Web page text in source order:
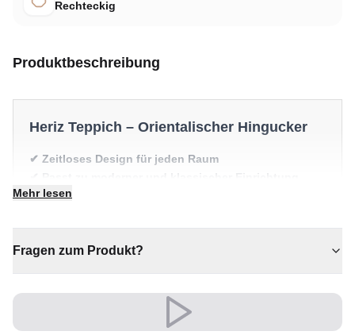
Rechteckig
Produktbeschreibung
Heriz Teppich – Orientalischer Hingucker
✔ Zeitloses Design für jeden Raum
✔ Eine bleibende Investition für Ihr Zuhause
✔ Ein markantes Dekostück
Mehr lesen
Fragen zum Produkt?